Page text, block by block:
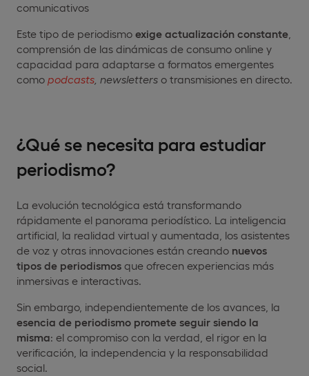
comunicativos
Este tipo de periodismo exige actualización constante
comprensión de las dinámicas de consumo online y
capacidad para adaptarse a formatos emergentes
como podcasts newsletters o transmisiones en directo.
¿Qué se necesita para estudiar
periodismo?
La evolución tecnológica está transformando
rápidamente el panorama periodístico. La inteligencia
artificial, la realidad virtual y aumentada, los asistentes
de voz y otras innovaciones están creando nuevos
tipos de periodismos que ofrecen experiencias más
inmersivas e interactivas.
Sin embargo, independientemente de los avances, la
esencia de periodismo promete seguir siendo la
misma: el compromiso con la verdad, el rigor en la
verificación, la independencia y la responsabilidad
social.